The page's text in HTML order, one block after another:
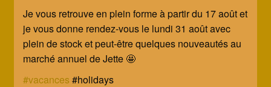
Je vous retrouve en plein forme à partir du 17 août et
je vous donne rendez-vous le lundi 31 août avec
plein de stock et peut-être quelques nouveautés au
marché annuel de Jette 🤩
#vacances #holidays